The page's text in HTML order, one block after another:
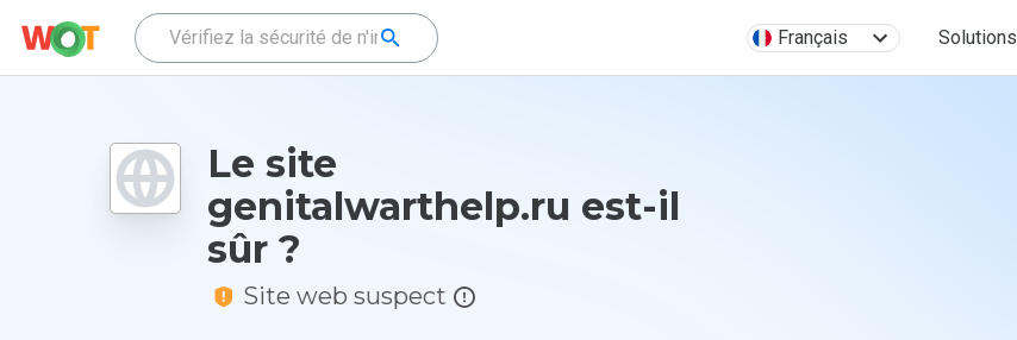
Français Solutions
Le site
genitalwarthelp.ru est-il
sûr ?
Site web suspect